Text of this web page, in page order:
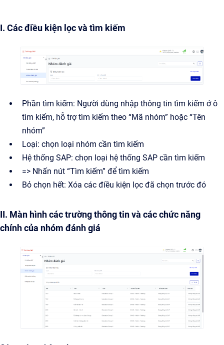
I. Các điều kiện lọc và tìm kiếm
Phần tìm kiếm: Người dùng nhập thông tin tìm kiếm ở ô
tìm kiếm, hỗ trợ tìm kiếm theo “Mã nhóm” hoặc “Tên
nhóm”
Loại: chọn loại nhóm cần tìm kiếm
Hệ thống SAP: chọn loại hệ thống SAP cần tìm kiếm
=> Nhấn nút “Tìm kiếm” để tìm kiếm
Bỏ chọn hết: Xóa các điều kiện lọc đã chọn trước đó
II. Màn hình các trường thông tin và các chức năng
chính của nhóm đánh giá